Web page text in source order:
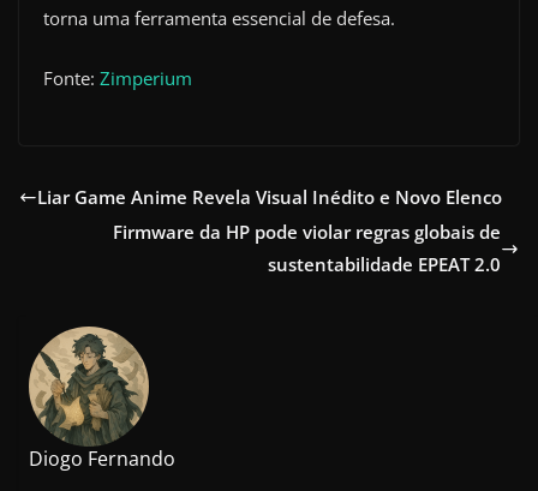
torna uma ferramenta essencial de defesa.
Fonte: Zimperium
Liar Game Anime Revela Visual Inédito e Novo Elenco
Firmware da HP pode violar regras globais de
sustentabilidade EPEAT 2.0
Diogo Fernando